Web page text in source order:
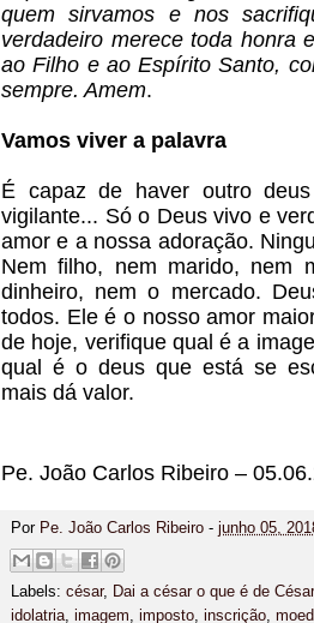
quem sirvamos e nos
verdadeiro merece toda honra
ao Filho e ao Espírito Santo,
sempre. Amem.
Vamos viver a palavra
É capaz de haver outro
vigilante... Só o Deus vivo e
amor e a nossa adoração.
Nem filho, nem marido, nem
dinheiro, nem o mercado.
todos. Ele é o nosso amor
de hoje, verifique qual é a
qual é o deus que está se
mais dá valor.
Pe. João Carlos Ribeiro –
Por Pe. João Carlos Ribeiro - junho 05,
Labels: césar, Dai a césar o que é de César
idolatria imagem imposto inscrição